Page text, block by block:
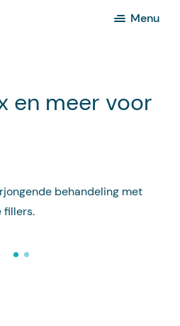
Menu
en meer voor
behandeling met
fillers.